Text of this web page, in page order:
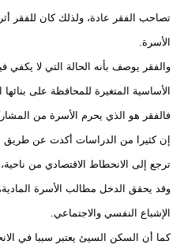
تصاحب الفقر عادة، ولذلك كان للفقر
الأسرة.
والفقر يوصف بأنه الحالة التي لا يكفي
الأساسية المتغيرة للمحافظة على
فالفقر هو الذي يحرم الأسرة من
إن كثيرا من الدراسات أكدت عن طريق
ترجع إلى الانحطاط الاقتصادي من
وقد يحقق الدخل مطالب الأسرة المادية،
الإشباع النفسي والاجتماعي.
كما أن السكن السيئ يعتبر سببا في